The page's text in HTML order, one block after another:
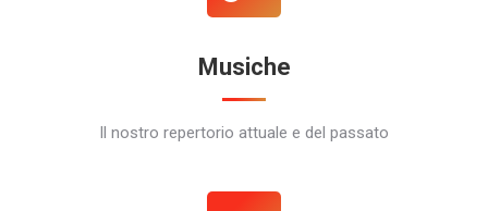
Musiche
Il nostro repertorio attuale e del passato